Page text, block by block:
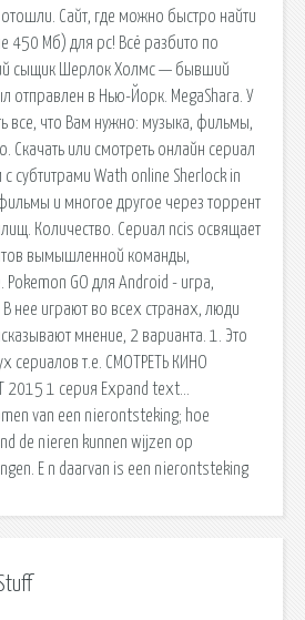
Сайт, где можно быстро найти
450 Мб) для pc! Всё разбито по
сыщик Шерлок Холмс — бывший
отправлен в Нью-Йорк. MegaShara. У
все, что Вам нужно: музыка, фильмы,
Скачать или смотреть онлайн сериал
с субтитрами Wath online Sherlock in
и многое другое через торрент
Количество. Сериал ncis освящает
вымышленной команды,
GO для Android - игра,
нее играют во всех странах, люди
мнение, 2 варианта. 1. Это
сериалов т.е. СМОТРЕТЬ КИНО
2015 1 серия Expand text…
van een nierontsteking; hoe
de nieren kunnen wijzen op
E n daarvan is een nierontsteking